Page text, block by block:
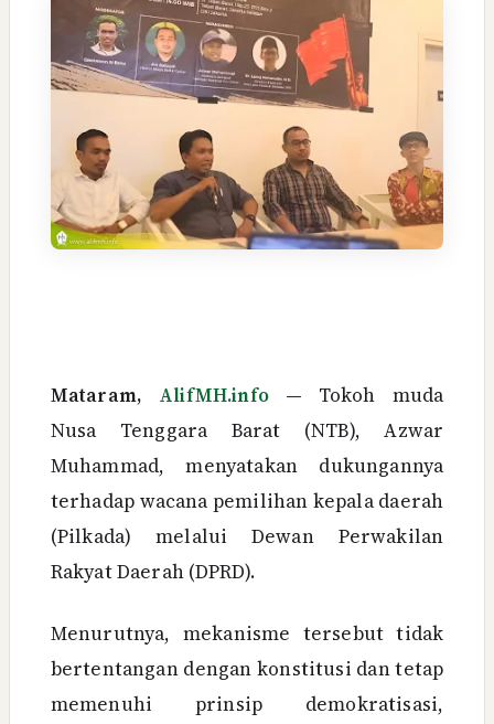
Mataram, AlifMH.info —
Tokoh muda
Nusa Tenggara Barat (NTB), Azwar
Muhammad, menyatakan dukungannya
terhadap wacana pemilihan kepala daerah
(Pilkada) melalui Dewan Perwakilan
Rakyat Daerah (DPRD).
Menurutnya, mekanisme tersebut tidak
bertentangan dengan konstitusi dan tetap
memenuhi prinsip demokratisasi,